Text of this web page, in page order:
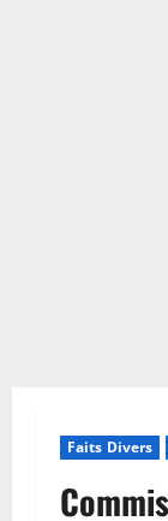
Faits Divers